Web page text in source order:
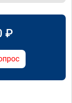
₽